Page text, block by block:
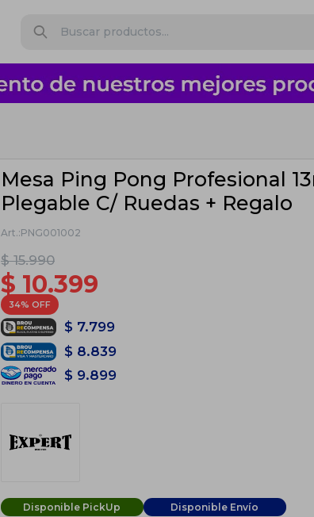
Mesa Ping Pong Profesional
Plegable C/ Ruedas + Regalo
PNG001002
$ 15.990
$ 10.399
34
$ 7.799
$ 8.839
$ 9.899
Disponible PickUp Disponible Envío